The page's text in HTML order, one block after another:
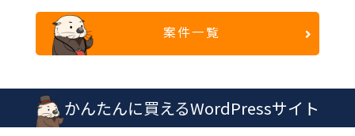
案件一覧
かんたんに買えるWordPressサイト